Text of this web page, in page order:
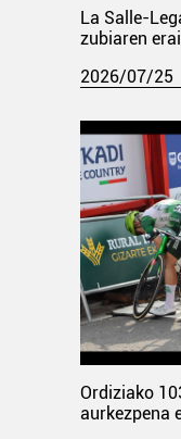
La Salle-
zubiaren
2026/07/25
Ordiziako
aurkezpena